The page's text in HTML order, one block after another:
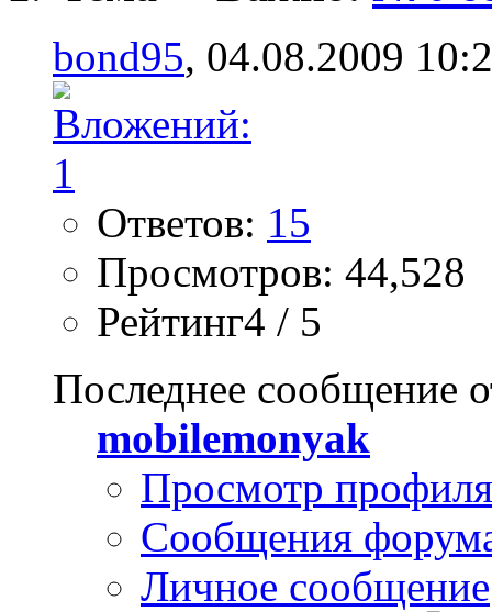
bond95, 04.08.2009
Ответов: 15
Просмотров: 44,528
Рейтинг4 / 5
Последнее сообщение
mobilemonyak
Просмотр профиля
Сообщения
Личное сообщение